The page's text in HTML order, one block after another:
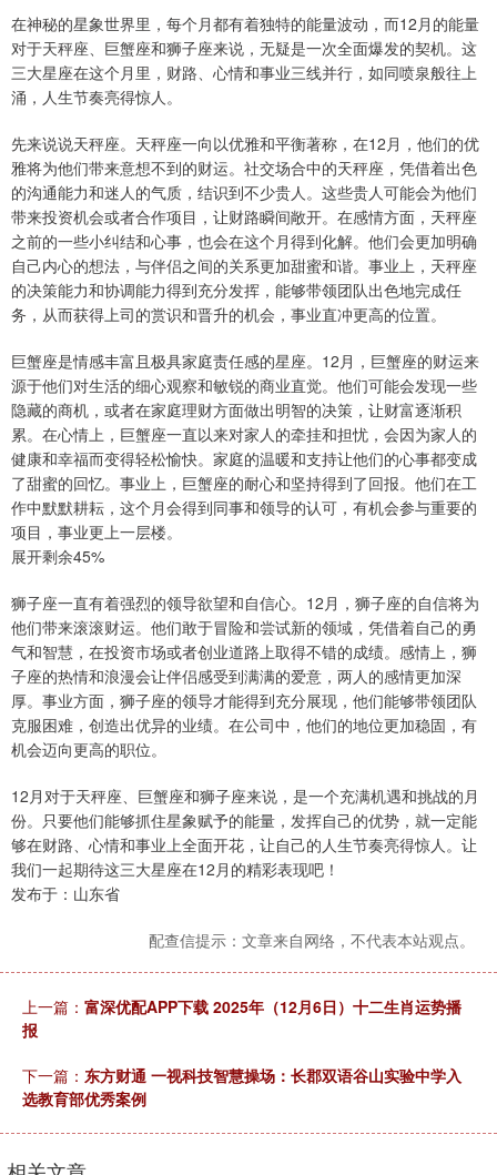
在神秘的星象世界里，每个月都有着独特的能量波动，而12月的能量
对于天秤座、巨蟹座和狮子座来说，无疑是一次全面爆发的契机。这
三大星座在这个月里，财路、心情和事业三线并行，如同喷泉般往上
涌，人生节奏亮得惊人。
先来说说天秤座。天秤座一向以优雅和平衡著称，在12月，他们的优
雅将为他们带来意想不到的财运。社交场合中的天秤座，凭借着出色
的沟通能力和迷人的气质，结识到不少贵人。这些贵人可能会为他们
带来投资机会或者合作项目，让财路瞬间敞开。在感情方面，天秤座
之前的一些小纠结和心事，也会在这个月得到化解。他们会更加明确
自己内心的想法，与伴侣之间的关系更加甜蜜和谐。事业上，天秤座
的决策能力和协调能力得到充分发挥，能够带领团队出色地完成任
务，从而获得上司的赏识和晋升的机会，事业直冲更高的位置。
巨蟹座是情感丰富且极具家庭责任感的星座。12月，巨蟹座的财运来
源于他们对生活的细心观察和敏锐的商业直觉。他们可能会发现一些
隐藏的商机，或者在家庭理财方面做出明智的决策，让财富逐渐积
累。在心情上，巨蟹座一直以来对家人的牵挂和担忧，会因为家人的
健康和幸福而变得轻松愉快。家庭的温暖和支持让他们的心事都变成
了甜蜜的回忆。事业上，巨蟹座的耐心和坚持得到了回报。他们在工
作中默默耕耘，这个月会得到同事和领导的认可，有机会参与重要的
项目，事业更上一层楼。
展开剩余45%
狮子座一直有着强烈的领导欲望和自信心。12月，狮子座的自信将为
他们带来滚滚财运。他们敢于冒险和尝试新的领域，凭借着自己的勇
气和智慧，在投资市场或者创业道路上取得不错的成绩。感情上，狮
子座的热情和浪漫会让伴侣感受到满满的爱意，两人的感情更加深
厚。事业方面，狮子座的领导才能得到充分展现，他们能够带领团队
克服困难，创造出优异的业绩。在公司中，他们的地位更加稳固，有
机会迈向更高的职位。
12月对于天秤座、巨蟹座和狮子座来说，是一个充满机遇和挑战的月
份。只要他们能够抓住星象赋予的能量，发挥自己的优势，就一定能
够在财路、心情和事业上全面开花，让自己的人生节奏亮得惊人。让
我们一起期待这三大星座在12月的精彩表现吧！
发布于：山东省
配查信提示：文章来自网络，不代表本站观点。
上一篇： 富深优配APP下载 2025年（12月6日）十二生肖运势播
报
下一篇： 东方财通 一视科技智慧操场：长郡双语谷山实验中学入
选教育部优秀案例